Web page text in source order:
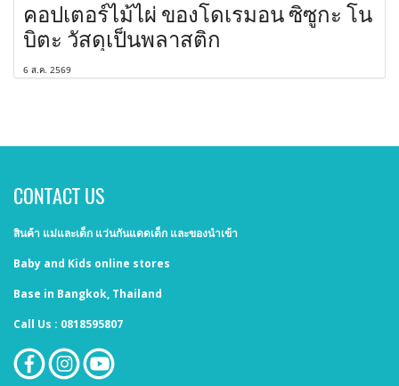
คอปเตอร์ไม้ไผ่ ของโดเรมอน ซิซูกะ โน
บิตะ วัสดุเป็นพลาสติก
6 ส.ค. 2569
CONTACT US
สินค้า แม่และเด็ก แว่นกันแดดเด็ก และของนำเข้า
Baby and Kids online stores
Base in Bangkok, Thailand
Call Us : 0818595807